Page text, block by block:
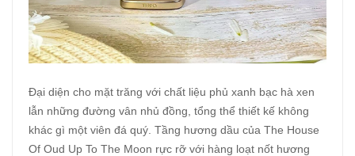
Đại diện cho mặt trăng với chất liệu phủ xanh bạc hà xen
lẫn những đường vân nhủ đồng, tổng thể thiết kế không
khác gì một viên đá quý. Tầng hương dầu của The House
Of Oud Up To The Moon rực rỡ với hàng loạt nốt hương